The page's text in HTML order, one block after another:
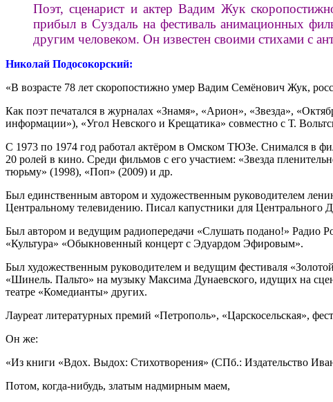
Поэт, сценарист и актер Вадим Жук
прибыл в Суздаль на фестиваль анимационных
другим человеком. Он известен своими стихами с
Николай Подосокорский:
«В возрасте 78 лет скоропостижно умер Вадим Семёнович Жук,
Как поэт печатался в журналах «Знамя», «Арион», «Звезда»,
информации»), «Угол Невского и Крещатика» совместно с Т.
С 1973 по 1974 год работал актёром в Омском ТЮЗе. Снимался в
20 ролей в кино. Среди фильмов с его участием: «Звезда
тюрьму» (1998), «Поп» (2009) и др.
Был единственным автором и художественным руководителем
Центральному телевидению. Писал капустники для Центрального
Был автором и ведущим радиопередачи «Слушать подано!» Радио
«Культура» «Обыкновенный концерт с Эдуардом Эфировым».
Был художественным руководителем и ведущим фестиваля
«Шинель. Пальто» на музыку Максима Дунаевского, идущих на
театре «Комедианты» других.
Лауреат литературных премий «Петрополь», «Царскосельская»,
Он же:
«Из книги «Вдох. Выдох: Стихотворения» (СПб.: Издательство
Потом, когда-нибудь, златым надмирным маем,